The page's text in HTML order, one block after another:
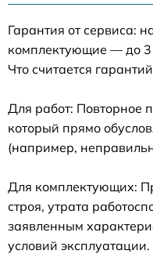
Гарантия от сервиса:
комплектующие — до 3
Что считается
Для работ: Повторное
который прямо
(например,
Для комплектующих:
строя, утрата
заявленным
условий эксплуатации.